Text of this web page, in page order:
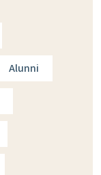
Alunni